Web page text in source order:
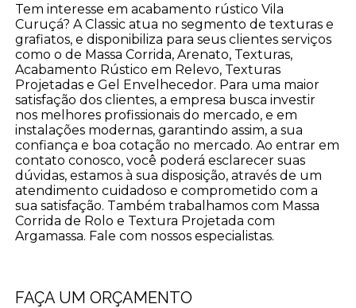
Tem interesse em acabamento rústico Vila
Curuçá? A Classic atua no segmento de texturas e
grafiatos, e disponibiliza para seus clientes serviços
como o de Massa Corrida, Arenato, Texturas,
Acabamento Rústico em Relevo, Texturas
Projetadas e Gel Envelhecedor. Para uma maior
satisfação dos clientes, a empresa busca investir
nos melhores profissionais do mercado, e em
instalações modernas, garantindo assim, a sua
confiança e boa cotação no mercado. Ao entrar em
contato conosco, você poderá esclarecer suas
dúvidas, estamos à sua disposição, através de um
atendimento cuidadoso e comprometido com a
sua satisfação. Também trabalhamos com Massa
Corrida de Rolo e Textura Projetada com
Argamassa. Fale com nossos especialistas.
FAÇA UM ORÇAMENTO